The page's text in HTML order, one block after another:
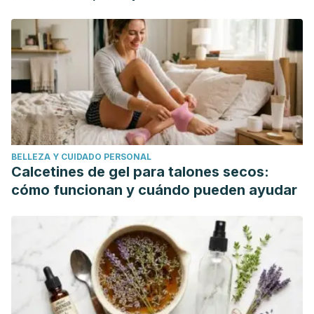
Jan Havlicek, Pavlina Lenochova, The Effect of Meat
Consumption on Body Odor Attractiveness,Chemical
Senses
, Volume 31, Issue 8, October 2006, Pages 747–
752,https://doi.org/10.1093/chemse/bjl017
Clínica Mayo. Sudoración y olor corporal. (2020).
Recuperado el 1 de septiembre de 2020.
https://www.mayoclinic.org/es-es/diseases-
conditions/sweating-and-body-odor/diagnosis-
Morales-González, J. A., Madrigal-Bujaidar, E., Sánchez-
Gutiérrez, M., Izquierdo-Vega, J. A., Valadez-Vega, M.,
Álvarez-González, I., Morales-González, Á., & Madrigal-
Santillán, E. (2019). Garlic (Allium sativum
L.): A Brief Review
of Its Antigenotoxic Effects.Foods (Basel,
BELLEZA Y CUIDADO PERSONAL
Calcetines de gel para talones secos:
cómo funcionan y cuándo pueden ayudar